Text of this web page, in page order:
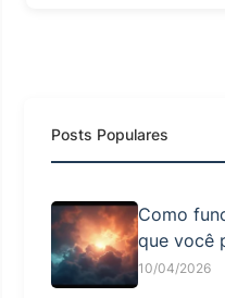
Posts Populares
Como
que você
10/04/2026